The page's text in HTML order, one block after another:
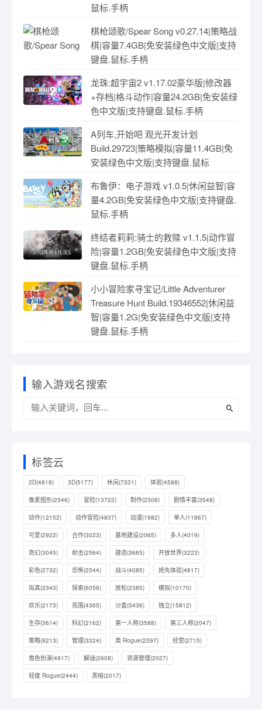
鼠标.手柄
棋枪颂歌/Spear Song v0.27.14|策略战
棋|容量7.4GB|免安装绿色中文版|支持
键盘.鼠标.手柄
龙珠:超宇宙2 v1.17.02豪华版|修改器
+存档|格斗动作|容量24.2GB|免安装绿
色中文版|支持键盘.鼠标.手柄
A列车,开始吧 观光开发计划
Build.29723|策略模拟|容量11.4GB|免
安装绿色中文版|支持键盘.鼠标
布鲁伊：电子游戏 v1.0.5|休闲益智|容
量4.2GB|免安装绿色中文版|支持键盘.
鼠标.手柄
终结者莉莉:骑士的救赎 v1.1.5|动作冒
险|容量1.2GB|免安装绿色中文版|支持
键盘.鼠标.手柄
小小冒险家寻宝记/Little Adventurer
Treasure Hunt Build.19346552|休闲益
智|容量1.2G|免安装绿色中文版|支持
键盘.鼠标.手柄
输入游戏名搜索
标签云
2D(4818) 3D(5177) 休闲(7331) 体验(4588)
像素图形(2546) 冒险(13722) 制作(2308) 剧情丰富(3548)
动作(12152) 动作冒险(4837) 动漫(1982) 单人(11867)
可爱(2922) 合作(3023) 基地建设(2065) 多人(4019)
奇幻(3045) 射击(2564) 建造(3665) 开放世界(3223)
彩色(2732) 恐怖(2544) 战斗(4085) 抢先体验(4817)
拟真(2343) 探索(6056) 放松(2385) 模拟(10170)
欢乐(2173) 氛围(4365) 沙盒(3436) 独立(15812)
生存(3614) 科幻(2162) 第一人称(3588) 第三人称(2047)
策略(9213) 管理(3324) 类 Rogue(2397) 经营(2715)
角色扮演(4917) 解谜(2608) 资源管理(2027)
轻度 Rogue(2444) 黑暗(2017)